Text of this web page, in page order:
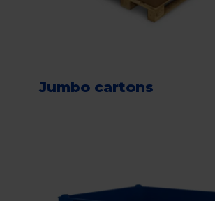
Jumbo cartons